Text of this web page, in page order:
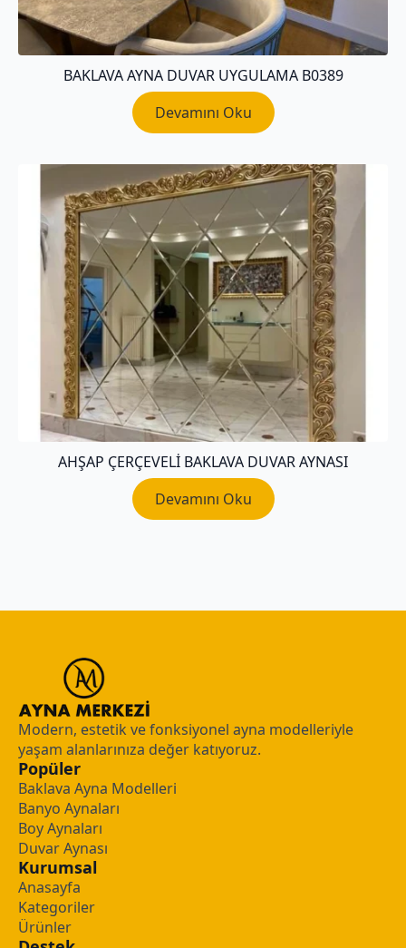
BAKLAVA AYNA DUVAR UYGULAMA B0389
Devamını Oku
AHŞAP ÇERÇEVELI BAKLAVA DUVAR AYNASI
Devamını Oku
Modern, estetik ve fonksiyonel ayna modelleriyle
yaşam alanlarınıza değer katıyoruz.
Popüler
Baklava Ayna Modelleri
Banyo Aynaları
Boy Aynaları
Duvar Aynası
Kurumsal
Anasayfa
Kategoriler
Ürünler